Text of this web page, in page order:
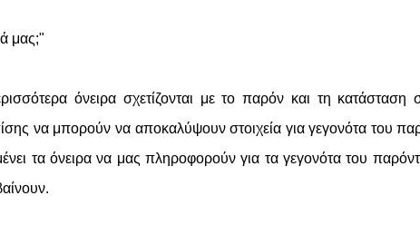
μας;"
όνειρα σχετίζονται με το παρόν και τη κατάσταση
να μπορούν να αποκαλύψουν στοιχεία για γεγονότα του
τα όνειρα να μας πληροφορούν για τα γεγονότα του